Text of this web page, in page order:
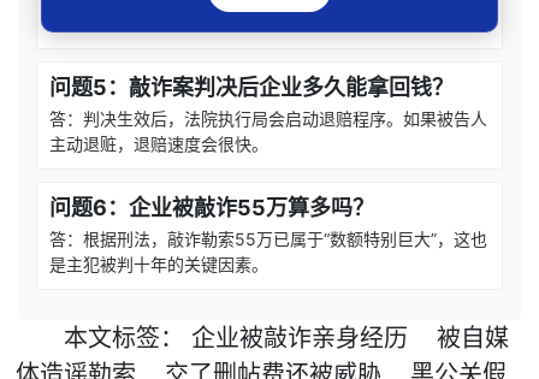
问题5：敲诈案判决后企业多久能拿回钱？
答：判决生效后，法院执行局会启动退赔程序。如果被告人
主动退赃，退赔速度会很快。
问题6：企业被敲诈55万算多吗？
答：根据刑法，敲诈勒索55万已属于“数额特别巨大”，这也
是主犯被判十年的关键因素。
本文标签： 企业被敲诈亲身经历
被自媒